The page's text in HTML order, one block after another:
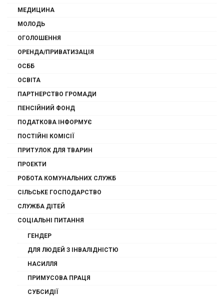
МЕДИЦИНА
МОЛОДЬ
ОГОЛОШЕННЯ
ОРЕНДА/ПРИВАТИЗАЦІЯ
ОСББ
ОСВІТА
ПАРТНЕРСТВО ГРОМАДИ
ПЕНСІЙНИЙ ФОНД
ПОДАТКОВА ІНФОРМУЄ
ПОСТІЙНІ КОМІСІЇ
ПРИТУЛОК ДЛЯ ТВАРИН
ПРОЕКТИ
РОБОТА КОМУНАЛЬНИХ СЛУЖБ
СІЛЬСЬКЕ ГОСПОДАРСТВО
СЛУЖБА ДІТЕЙ
СОЦІАЛЬНІ ПИТАННЯ
ГЕНДЕР
ДЛЯ ЛЮДЕЙ З ІНВАЛІДНІСТЮ
НАСИЛЛЯ
ПРИМУСОВА ПРАЦЯ
СУБСИДІЇ